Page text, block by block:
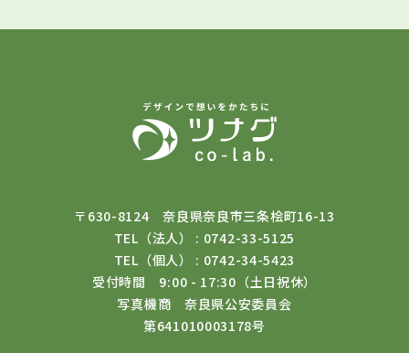
〒630-8124 奈良県奈良市三条桧町16-13
TEL（法人） : 0742-33-5125
TEL（個人） : 0742-34-5423
受付時間 9:00 - 17:30（土日祝休）
写真機商 奈良県公安委員会
第641010003178号